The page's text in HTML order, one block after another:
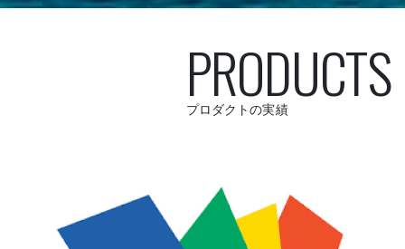
PRODUCTS
プロダクトの実績